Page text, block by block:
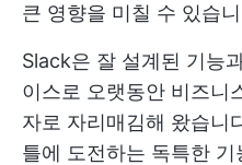
큰 영향을 미칠 수 있습
Slack은 잘 설계된 기능
이스로 오랫동안 비즈니
자로 자리매김해 왔습니
틀에 도전하는 독특한